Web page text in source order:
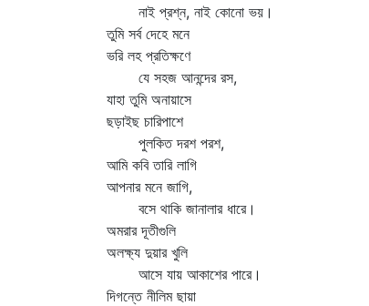
নাই প্রশ্ন, নাই কোনো ভয়।
তুমি সর্ব দেহে মনে
ভরি লহ প্রতিক্ষণে
যে সহজ আনন্দের রস,
যাহা তুমি অনায়াসে
ছড়াইছ চারিপাশে
পুলকিত দরশ পরশ,
আমি কবি তারি লাগি
আপনার মনে জাগি,
বসে থাকি জানালার ধারে।
অমরার দূতীগুলি
অলক্ষ্য দুয়ার খুলি
আসে যায় আকাশের পারে।
দিগন্তে নীলিম ছায়া